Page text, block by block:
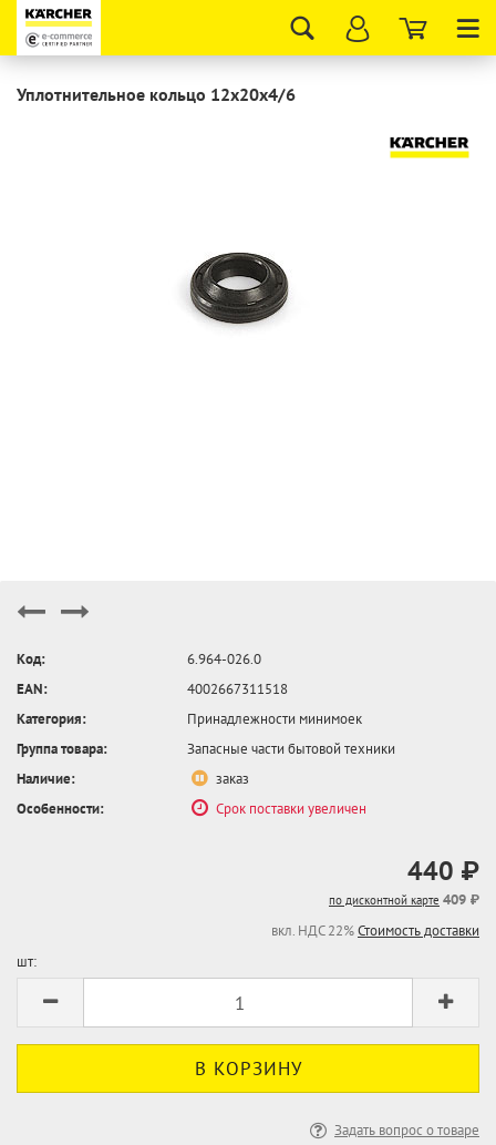
Уплотнительное кольцо 12х20х4/6
Код:
6.964-026.0
EAN:
4002667311518
Категория:
Принадлежности минимоек
Группа товара:
Запасные части бытовой техники
Наличие:
заказ
Особенности:
Срок поставки увеличен
440 ₽
по дисконтной карте 409 ₽
вкл. НДС 22%Стоимость доставки
шт:
Задать вопрос о товаре